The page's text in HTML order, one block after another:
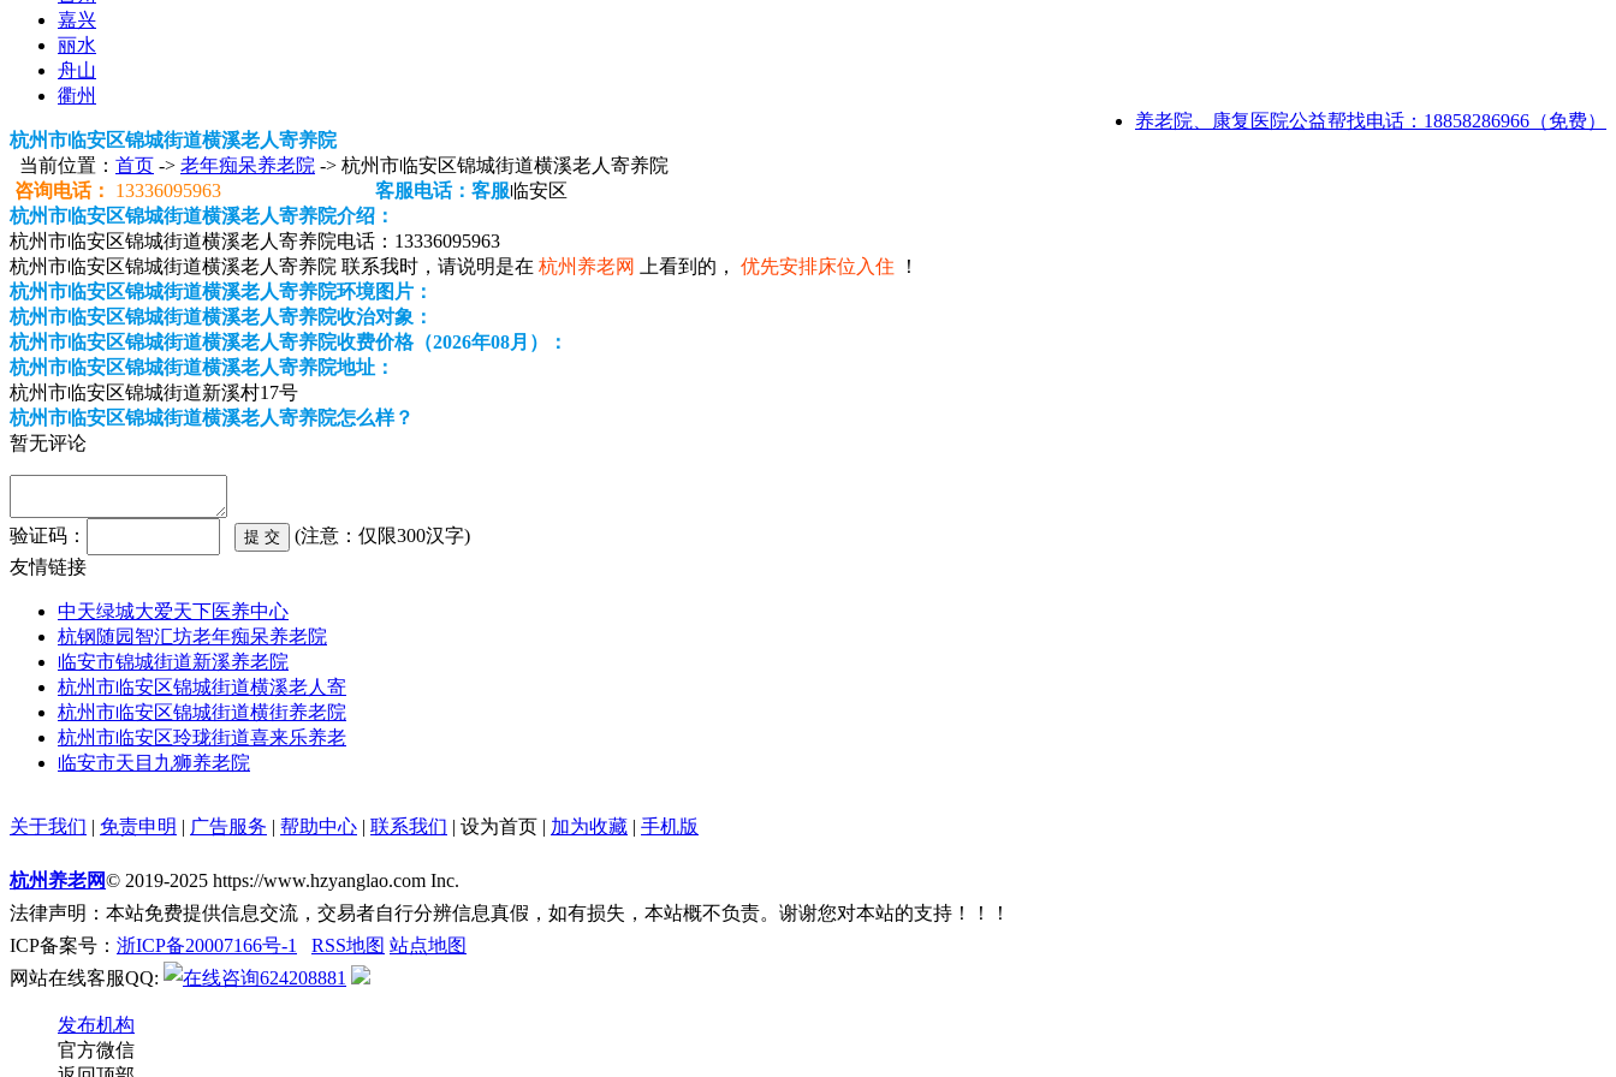
嘉兴
丽水
舟山
衢州
养老院、康复医院公益帮找电话：18858286966（免费）
杭州市临安区锦城街道横溪老人寄养院
当前位置： 首页 -> 老年痴呆养老院 -> 杭州市临安区锦城街道横溪老人寄养院
咨询电话：
13336095963 客服电话：客服临安区
杭州市临安区锦城街道横溪老人寄养院介绍：
杭州市临安区锦城街道横溪老人寄养院电话：13336095963
杭州市临安区锦城街道横溪老人寄养院 联系我时，请说明是在 杭州养老网 上看到的， 优先安排床位入住 ！
杭州市临安区锦城街道横溪老人寄养院环境图片：
杭州市临安区锦城街道横溪老人寄养院收治对象：
杭州市临安区锦城街道横溪老人寄养院收费价格（2026年08月）：
杭州市临安区锦城街道横溪老人寄养院地址：
杭州市临安区锦城街道新溪村17号
杭州市临安区锦城街道横溪老人寄养院怎么样？
暂无评论
验证码：
(注意：仅限300汉字)
友情链接
中天绿城大爱天下医养中心
杭钢随园智汇坊老年痴呆养老院
临安市锦城街道新溪养老院
杭州市临安区锦城街道横溪老人寄
杭州市临安区锦城街道横街养老院
杭州市临安区玲珑街道喜来乐养老
临安市天目九狮养老院
关于我们 | 免责申明 | 广告服务 | 帮助中心 | 联系我们 | 设为首页 | 加为收藏 | 手机版
杭州养老网© 2019-2025 https://www.hzyanglao.com Inc.
法律声明：本站免费提供信息交流，交易者自行分辨信息真假，如有损失，本站概不负责。谢谢您对本站的支持！！！
ICP备案号： 浙ICP备20007166号-1 RSS地图 站点地图
网站在线客服QQ:
624208881
发布机构
官方微信